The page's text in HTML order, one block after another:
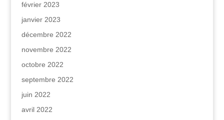
février 2023
janvier 2023
décembre 2022
novembre 2022
octobre 2022
septembre 2022
juin 2022
avril 2022